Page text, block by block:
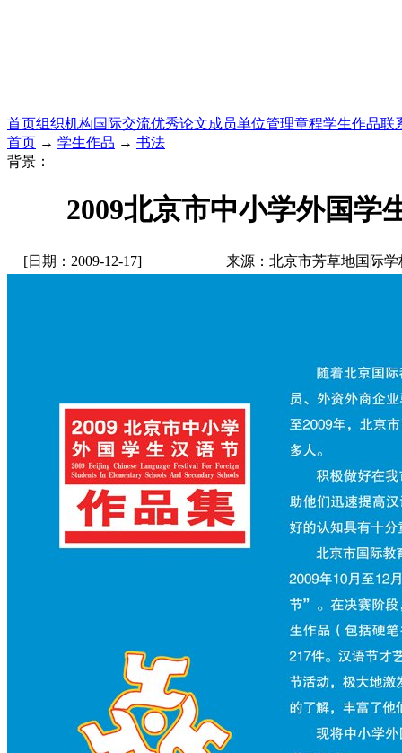
首页组织机构国际交流优秀论文成员单位管理章程学生作品联
首页 → 学生作品 → 书法
背景：
2009北京市中小学外国
[日期：2009-12-17] 来源：北京市芳草地国际